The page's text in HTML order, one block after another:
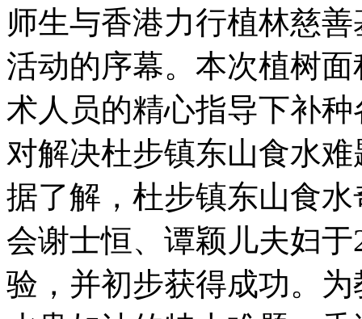
师生与香港力行植林慈
活动的序幕。本次植树
术人员的精心指导下补
对解决杜步镇东山食水
据了解，杜步镇东山食
会谢士恒、谭颖儿夫妇
验，并初步获得成功。